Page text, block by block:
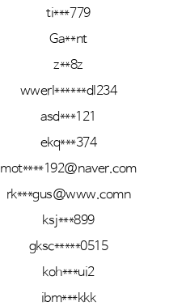
ti***779
Ga**nt
z**8z
wwerl******dl234
asd***121
ekq***374
mot****192@naver.com
rk***gus@www.comn
ksj***899
gksc*****0515
koh***ui2
ibm***kkk